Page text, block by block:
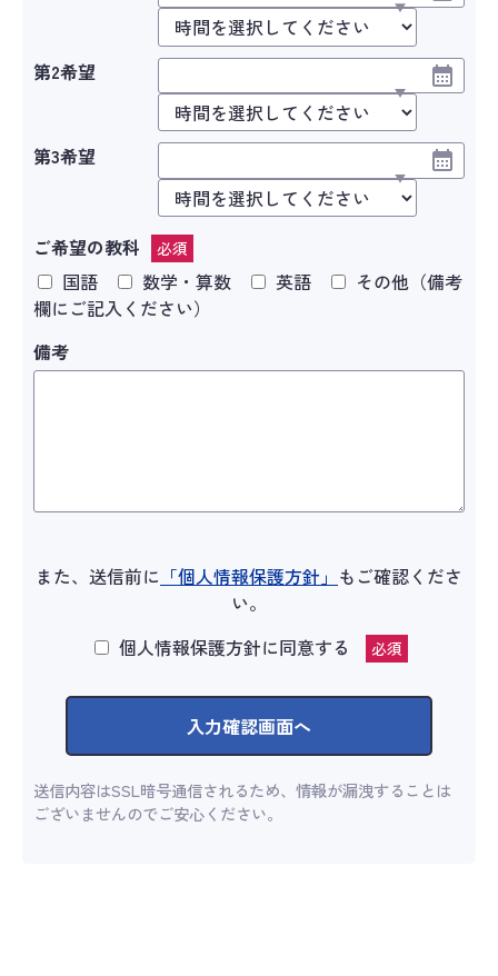
第2希望
第3希望
ご希望の教科 必須
国語 数学・算数 英語
その他（備考
欄にご記入ください）
備考
また、送信前に 「個人情報保護方針」 もご確認くださ
い。
個人情報保護方針に同意する
必須
送信内容はSSL暗号通信されるため、情報が漏洩することは
ございませんのでご安心ください。